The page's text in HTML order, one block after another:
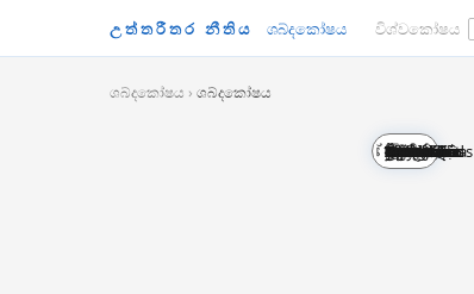
උත්තරීතර නීතිය ශබ්දකෝෂය විශ්වකෝෂය
ශබ්දකෝෂය › ශබ්දකෝෂය
English
Polski
Latina
中文
Esperanto
Русский
العربية
हिन्दी
日本語
Ελληνικά
Español
Français
한국어
עברית
বাংলা
தமிழ்
ไทย
ქართული
Հայերեն
አማርኛ
Deutsch
Nederlands
Dansk
Português
Italiano
తెలుగు
ಕನ್ನಡ
മലയാളം
ગુજરાતી
ਪੰਜਾਬੀ
සිංහල
ខ្មែរ
မြန်မာ
ଓଡ଼ିଆ
ລາວ
فارسی
اردو
Indonesia
Kiswahili
Čeština
Svenska
Norsk
Tiếng Việt
Türkçe
मराठी
Basa Jawa
Hausa
भोजपुरी
Yorùbá
پښتو
Urdu
Slovenčina
Српски
Srpski
Română
Bosanski
Íslenska
Suomi
Eesti
Latviešu
Lietuvių